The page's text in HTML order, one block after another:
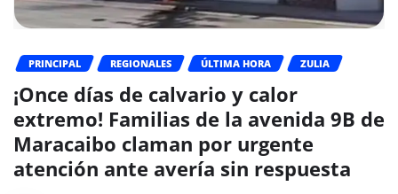
PRINCIPAL REGIONALES ÚLTIMA HORA ZULIA
¡Once días de calvario y calor
extremo! Familias de la avenida 9B de
Maracaibo claman por urgente
atención ante avería sin respuesta